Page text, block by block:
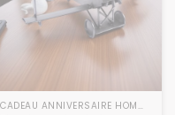
CADEAU ANNIVERSAIRE HOMME